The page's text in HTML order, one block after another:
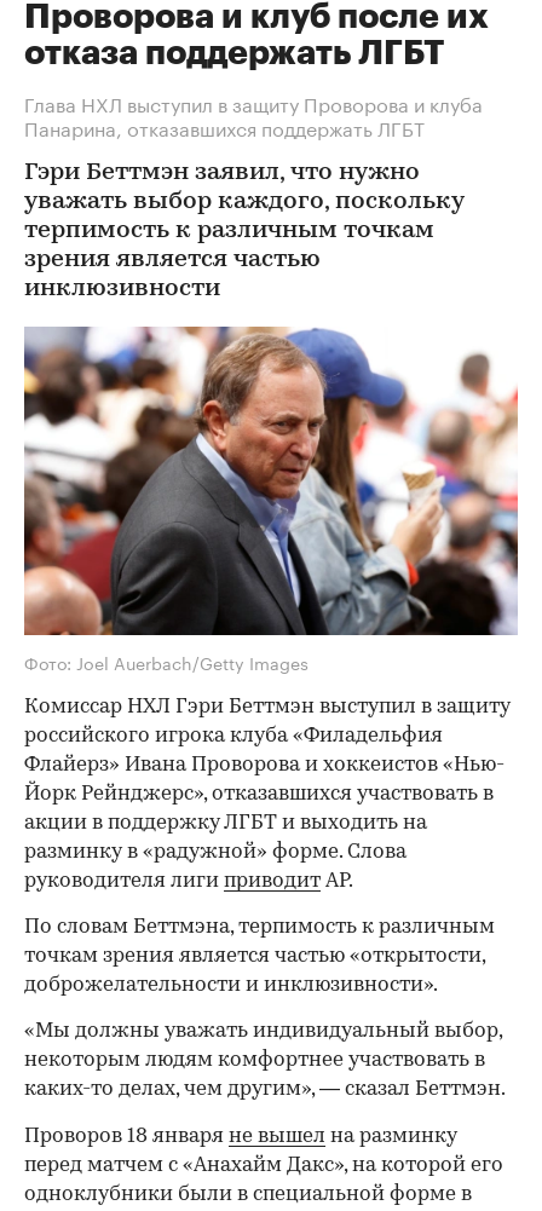
Проворова и клуб после их
отказа поддержать ЛГБТ
Глава НХЛ выступил в защиту Проворова и клуба
Панарина, отказавшихся поддержать ЛГБТ
Гэри Беттмэн заявил, что нужно
уважать выбор каждого, поскольку
терпимость к различным точкам
зрения является частью
инклюзивности
Фото: Joel Auerbach/Getty Images
Комиссар НХЛ Гэри Беттмэн выступил в защиту
российского игрока клуба «Филадельфия
Флайерз» Ивана Проворова и хоккеистов «Нью-
Йорк Рейнджерс», отказавшихся участвовать в
акции в поддержку ЛГБТ и выходить на
разминку в «радужной» форме. Слова
руководителя лиги приводит AP.
По словам Беттмэна, терпимость к различным
точкам зрения является частью «открытости,
доброжелательности и инклюзивности».
«Мы должны уважать индивидуальный выбор,
некоторым людям комфортнее участвовать в
каких-то делах, чем другим», — сказал Беттмэн.
Проворов 18 января не вышел на разминку
перед матчем с «Анахайм Дакс», на которой его
одноклубники были в специальной форме в